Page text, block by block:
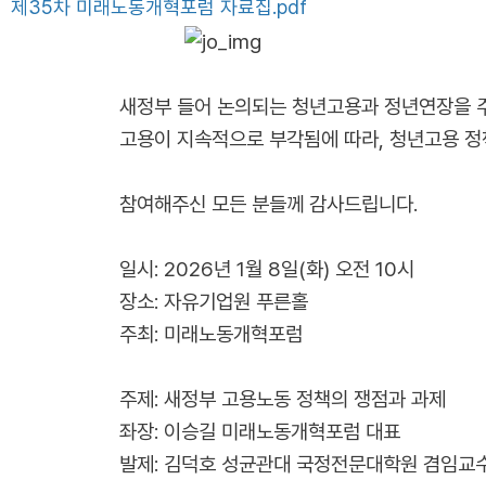
제35차 미래노동개혁포럼 자료집.pdf
새정부 들어 논의되는 청년고용과 정년연장을
고용이 지속적으로 부각됨에 따라, 청년고용
참여해주신 모든 분들께 감사드립니다.
일시: 2026년 1월 8일(화) 오전 10시
장소: 자유기업원 푸른홀
주최: 미래노동개혁포럼
주제: 새정부 고용노동 정책의 쟁점과 과제
좌장: 이승길 미래노동개혁포럼 대표
발제: 김덕호 성균관대 국정전문대학원 겸임교